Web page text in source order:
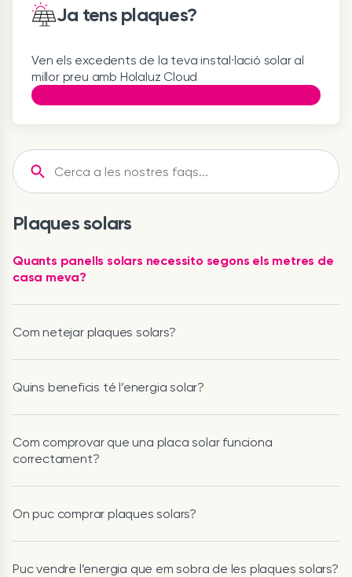
Ja tens plaques?
Ven els excedents de la teva instal·lació solar al
millor preu amb Holaluz Cloud
Plaques solars
Quants panells solars necessito segons els metres de
casa meva?
Com netejar plaques solars?
Quins beneficis té l’energia solar?
Com comprovar que una placa solar funciona
correctament?
On puc comprar plaques solars?
Puc vendre l’energia que em sobra de les plaques solars?